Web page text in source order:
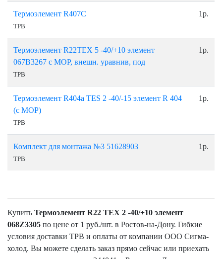
Термоэлемент R407C
ТРВ
1р.
Термоэлемент R22TEX 5 -40/+10 элемент
067В3267 с МОР, внешн. уравнив, под
ТРВ
1р.
Термоэлемент R404a TES 2 -40/-15 элемент R 404
(с МОР)
ТРВ
1р.
Комплект для монтажа №3 51628903
ТРВ
1р.
Купить Термоэлемент R22 TEX 2 -40/+10 элемент
068Z3305 по цене от 1 руб./шт. в Ростов-на-Дону. Гибкие
условия доставки ТРВ и оплаты от компании ООО Сигма-
холод. Вы можете сделать заказ прямо сейчас или приехать